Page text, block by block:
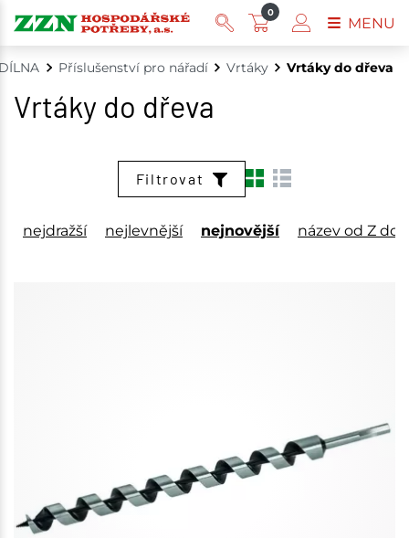
Příslušenství pro nářadí Vrtáky Vrtáky do dřeva
Vrtáky do dřeva
Filtrovat
nejdražší nejlevnější nejnovější název od Z do
0
MENU